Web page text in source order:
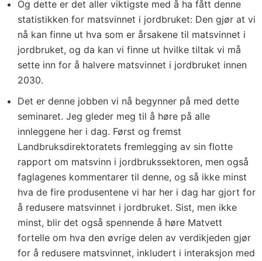
Og dette er det aller viktigste med å ha fått denne
statistikken for matsvinnet i jordbruket: Den gjør at vi
nå kan finne ut hva som er årsakene til matsvinnet i
jordbruket, og da kan vi finne ut hvilke tiltak vi må
sette inn for å halvere matsvinnet i jordbruket innen
2030.
Det er denne jobben vi nå begynner på med dette
seminaret. Jeg gleder meg til å høre på alle
innleggene her i dag. Først og fremst
Landbruksdirektoratets fremlegging av sin flotte
rapport om matsvinn i jordbrukssektoren, men også
faglagenes kommentarer til denne, og så ikke minst
hva de fire produsentene vi har her i dag har gjort for
å redusere matsvinnet i jordbruket. Sist, men ikke
minst, blir det også spennende å høre Matvett
fortelle om hva den øvrige delen av verdikjeden gjør
for å redusere matsvinnet, inkludert i interaksjon med